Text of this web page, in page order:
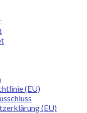
(EU)
(EU)